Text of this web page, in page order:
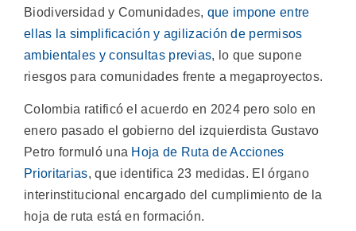
Biodiversidad y Comunidades, que impone entre
ellas la simplificación y agilización de permisos
ambientales y consultas previas, lo que supone
riesgos para comunidades frente a megaproyectos.
Colombia ratificó el acuerdo en 2024 pero solo en
enero pasado el gobierno del izquierdista Gustavo
Petro formuló una Hoja de Ruta de Acciones
Prioritarias, que identifica 23 medidas. El órgano
interinstitucional encargado del cumplimiento de la
hoja de ruta está en formación.